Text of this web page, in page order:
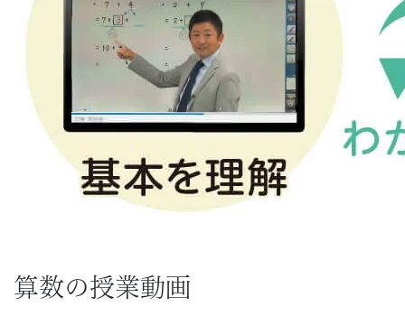
算数の授業動画